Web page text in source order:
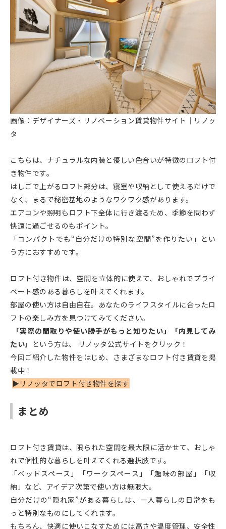
画像：デザイナーズ・リノベーション賃貸物件サイト｜リノッ
タ
こちらは、ナチュラルな内装と優しい色合いが特徴のロフト付
き物件です。
はしごで上がるロフト部分は、寝室や収納として使えるだけで
なく、まるで秘密基地のようなワクワク感があります。
エアコンや照明もロフト下全体に行き渡るため、季節を問わず
快適に過ごせるのもポイント。
「コンパクトでも“自分だけの特別な空間”を作りたい」とい
う方におすすめです。
ロフト付き物件は、空間を立体的に使えて、おしゃれでプライ
ベート感のある暮らしを叶えてくれます。
部屋の使い方は自由自在。あなたのライフスタイルに合ったロ
フトの楽しみ方を見つけてみてください。
「実際の間取りや使い勝手がもっと知りたい」「内見してみ
たい」 という方は、 リノッタ公式サイトをクリック！
今回ご紹介した物件をはじめ、さまざまなロフト付き賃貸を掲
載中！
▶︎リノッタでロフト付き物件を探す
まとめ
ロフト付き賃貸は、限られた空間を最大限に活かせて、おしゃ
れで個性的な暮らしを叶えてくれる選択肢です。
「ベッドスペース」「ワークスペース」「趣味の部屋」「収
納」など、アイデア次第で使い方は無限大。
自分だけの“隠れ家”がある暮らしは、一人暮らしの日常をも
っと特別なものにしてくれます。
もちろん、快適に使いこなすためには高さや温度管理、安全性